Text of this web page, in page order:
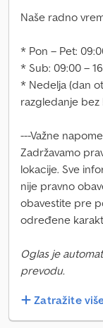
Naše radno
* Pon – Pet:
* Sub: 09:00 –
* Nedelja (dan
razgledanje
---Važne
Zadržavamo
lokacije. Sve
nije pravno
obavestite pre
određene
Oglas je
prevodu.
Zatražite